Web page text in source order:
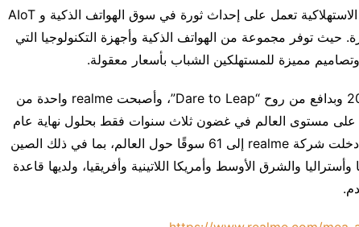
هي شركة عالمية ناشئة في مجال التكنولوجيا الاستهلاكية تعمل على إحداث ثورة في سوق الهواتف الذكية و AIoT
حيث توفر مجموعة من الهواتف الذكية وأجهزة التكنولوجيا التي
مميزة للمستهلكين الشباب بأسعار معقولة.
تأسست realme بواسطة Sky Li في عام 2018 وبدافع من روح “Dare to Leap”، وأصبحت realme واحدة من
للهواتف الذكية في 30 سوقًا على مستوى العالم في غضون ثلاث سنوات فقط بحلول نهاية عام
2021. اعتبارًا من الربع الثاني من عام 2021، دخلت شركة realme إلى 61 سوقًا حول العالم، بما في ذلك الصين
والشرق الأوسط وأمريكا اللاتينية وأفريقيا، ولديها قاعدة